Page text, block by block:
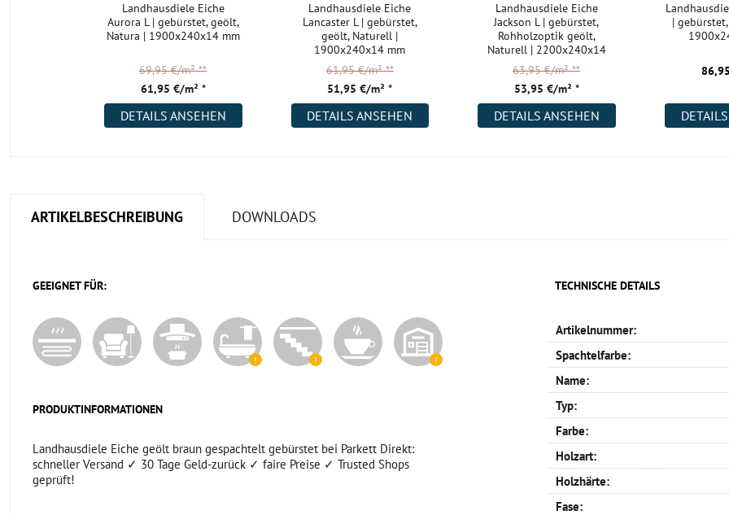
Landhausdiele Eiche
Aurora L | gebürstet, geölt,
Natura | 1900x240x14 mm
61,95 €/m² *
69,95 €/m²**
DETAILS ANSEHEN
Landhausdiele Eiche
Lancaster L | gebürstet,
geölt, Naturell |
1900x240x14 mm
51,95 €/m² *
61,95 €/m²**
DETAILS ANSEHEN
Landhausdiele Eiche
Jackson L | gebürstet,
Rohholzoptik geölt,
Naturell | 2200x240x14
mm
53,95 €/m² *
63,95 €/m²**
DETAILS ANSEHEN
|
ARTIKELBESCHREIBUNG DOWNLOADS
GEEIGNET FÜR:
PRODUKTINFORMATIONEN
Landhausdiele Eiche geölt braun gespachtelt gebürstet bei Parkett Direkt:
schneller Versand ✓ 30 Tage Geld-zurück ✓ faire Preise ✓ Trusted Shops
geprüft!
TECHNISCHE DETAILS
Artikelnummer:
Spachtelfarbe:
Name:
Typ:
Farbe:
Holzart:
Holzhärte:
Fase: